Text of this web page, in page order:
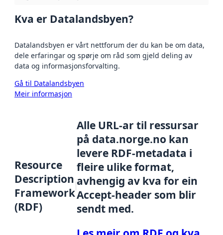
Kva er Datalandsbyen?
Datalandsbyen er vårt nettforum der du kan be om data,
dele erfaringar og spørje om råd som gjeld deling av
data og informasjonsforvalting.
Gå til Datalandsbyen
Meir informasjon
Resource
Description
Framework
(RDF)
Alle URL-ar til ressursar
på data.norge.no kan
levere RDF-metadata i
fleire ulike format,
avhengig av kva for ein
Accept-header som blir
sendt med.